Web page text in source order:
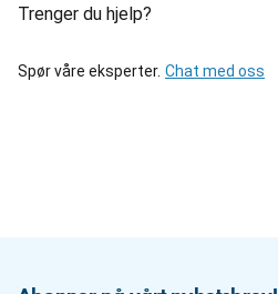
Trenger du hjelp?
Spør våre eksperter. Chat med oss